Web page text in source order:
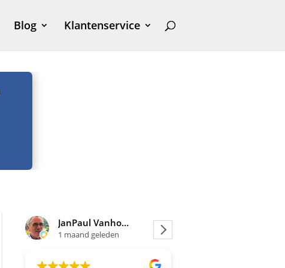
Blog Klantenservice
JanPaul Vanhoven
1 maand geleden